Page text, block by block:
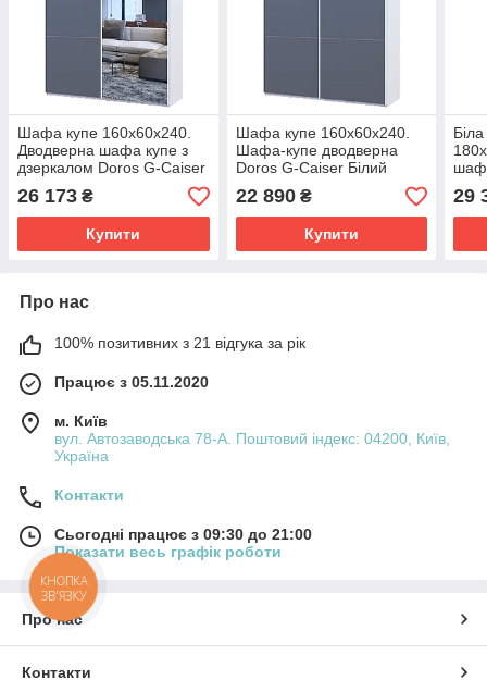
Шафа купе 160х60х240.
Дводверна шафа купе з
дзеркалом Doros G-Caiser
дзеркало / 3 частини
26 173 ₴
Купити
Шафа купе 160х60х240.
Шафа-купе дводверна
Doros G-Caiser Білий
Графіт 2 ДСП / 3 частини.
Для передпокою, спальні
22 890₴
Купити
1
29
Про нас
100% позитивних з 21 відгука за рік
Працює з 05.11.2020
м. Київ
вул. Автозаводська 78-А. Поштовий індекс: 04200, Київ,
Україна
Контакти
Сьогодні працює з 09:30 до 21:00
Показати весь графік роботи
Про нас
Контакти
КНОПКА
ЗВ'ЯЗКУ